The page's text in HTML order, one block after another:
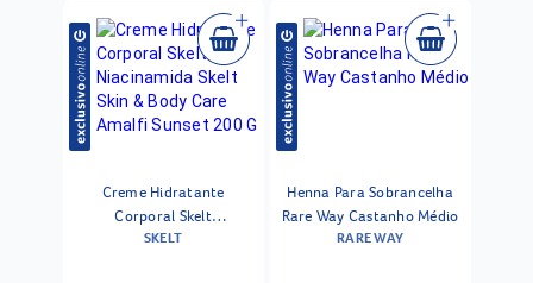
Creme Hidratante
Corporal Skelt
Niacinamida Skelt Skin &
SKELT
Henna Para Sobrancelha
Rare Way Castanho Médio
RARE WAY